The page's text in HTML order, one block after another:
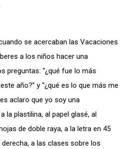
se acercaban las Vacaciones
a los niños hacer una
preguntas: “¿qué fue lo más
año?” y “¿qué es lo que más me
aclaro que yo soy una
la plastilina, al papel glasé, al
de doble raya, a la letra en 45
a las clases sobre los